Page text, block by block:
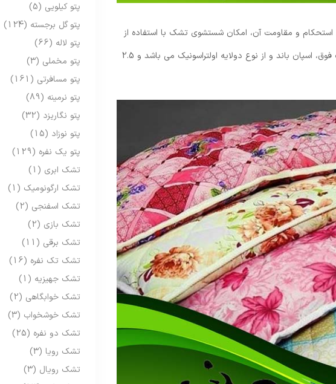
و مقاومت آن، امکان شستشوی تشک با استفاده از
ماشین لباسشویی هم وجود دارد. روکش به کار رفته برای دوخت تشک فوق، اسپان باند و از نوع دولایه اولتراسونیک می باشد و 2.5
پتو کیلویی (5)
پتو گل برجسته (124)
پتو لاله (66)
پتو مخملی (3)
پتو مسافرتی (161)
پتو نرمینه (89)
پتو نگاریزد (32)
پتو نوزاد (15)
پتو یک نفره (129)
تشک ابری (1)
تشک ارگونومیک (1)
تشک اسفنجی (2)
تشک بازی (2)
تشک برقی (11)
تشک تک نفره (16)
تشک جهیزیه (1)
تشک خوابگاهی (2)
تشک خوشخواب (3)
تشک دو نفره (25)
تشک رویا (3)
تشک رویال (3)